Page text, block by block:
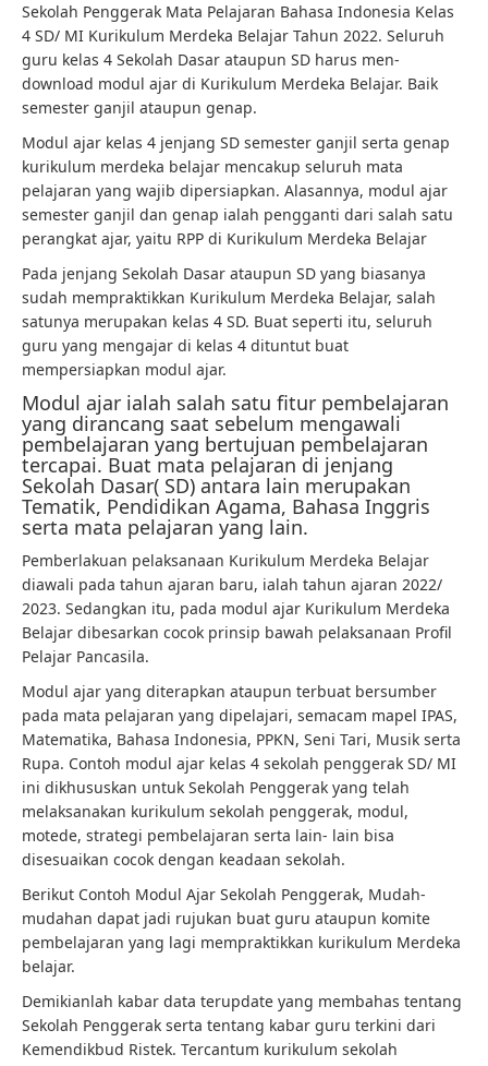
Sekolah Penggerak Mata Pelajaran Bahasa Indonesia Kelas
4 SD/ MI Kurikulum Merdeka Belajar Tahun 2022. Seluruh
guru kelas 4 Sekolah Dasar ataupun SD harus men-
download modul ajar di Kurikulum Merdeka Belajar. Baik
semester ganjil ataupun genap.
Modul ajar kelas 4 jenjang SD semester ganjil serta genap
kurikulum merdeka belajar mencakup seluruh mata
pelajaran yang wajib dipersiapkan. Alasannya, modul ajar
semester ganjil dan genap ialah pengganti dari salah satu
perangkat ajar, yaitu RPP di Kurikulum Merdeka Belajar
Pada jenjang Sekolah Dasar ataupun SD yang biasanya
sudah mempraktikkan Kurikulum Merdeka Belajar, salah
satunya merupakan kelas 4 SD. Buat seperti itu, seluruh
guru yang mengajar di kelas 4 dituntut buat
mempersiapkan modul ajar.
Modul ajar ialah salah satu fitur pembelajaran
yang dirancang saat sebelum mengawali
pembelajaran yang bertujuan pembelajaran
tercapai. Buat mata pelajaran di jenjang
Sekolah Dasar( SD) antara lain merupakan
Tematik, Pendidikan Agama, Bahasa Inggris
serta mata pelajaran yang lain.
Pemberlakuan pelaksanaan Kurikulum Merdeka Belajar
diawali pada tahun ajaran baru, ialah tahun ajaran 2022/
2023. Sedangkan itu, pada modul ajar Kurikulum Merdeka
Belajar dibesarkan cocok prinsip bawah pelaksanaan Profil
Pelajar Pancasila.
Modul ajar yang diterapkan ataupun terbuat bersumber
pada mata pelajaran yang dipelajari, semacam mapel IPAS,
Matematika, Bahasa Indonesia, PPKN, Seni Tari, Musik serta
Rupa. Contoh modul ajar kelas 4 sekolah penggerak SD/ MI
ini dikhususkan untuk Sekolah Penggerak yang telah
melaksanakan kurikulum sekolah penggerak, modul,
motede, strategi pembelajaran serta lain- lain bisa
disesuaikan cocok dengan keadaan sekolah.
Berikut Contoh Modul Ajar Sekolah Penggerak, Mudah-
mudahan dapat jadi rujukan buat guru ataupun komite
pembelajaran yang lagi mempraktikkan kurikulum Merdeka
belajar.
Demikianlah kabar data terupdate yang membahas tentang
Sekolah Penggerak serta tentang kabar guru terkini dari
Kemendikbud Ristek. Tercantum kurikulum sekolah